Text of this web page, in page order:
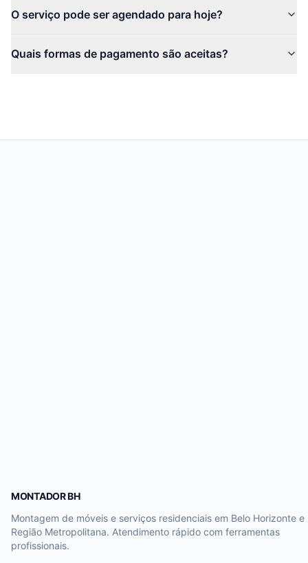
O serviço pode ser agendado para hoje?
Quais formas de pagamento são aceitas?
MONTADOR BH
Montagem de móveis e serviços residenciais em Belo Horizonte e
Região Metropolitana. Atendimento rápido com ferramentas
profissionais.